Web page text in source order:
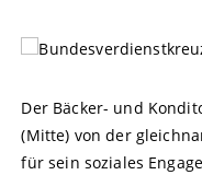
Der Bäcker- und
(Mitte) von der
für sein soziales